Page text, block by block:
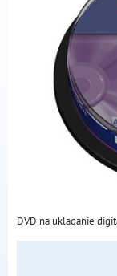
DVD na ukladanie